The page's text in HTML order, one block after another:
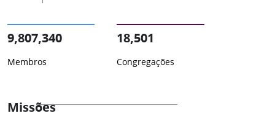
9,807,340
Membros
18,501
Congregações
Missões